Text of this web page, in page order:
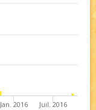
Jan. 2016 Juil. 2016